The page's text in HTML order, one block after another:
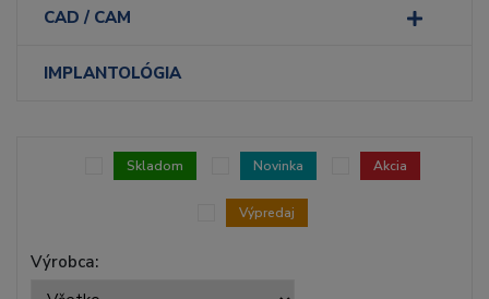
CAD / CAM
IMPLANTOLÓGIA
Výrobca:
Skladom Novinka Akcia
Výpredaj